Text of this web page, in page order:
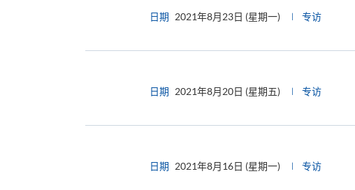
日期 2021年8月23日 (星期一) 专访
日期 2021年8月20日 (星期五) 专访
日期 2021年8月16日 (星期一) 专访